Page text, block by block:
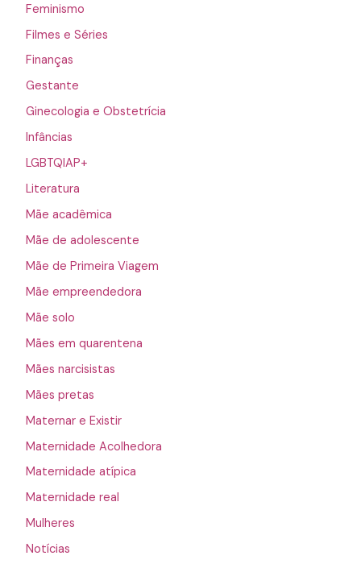
Feminismo
Filmes e Séries
Finanças
Gestante
Ginecologia e Obstetrícia
Infâncias
LGBTQIAP+
Literatura
Mãe acadêmica
Mãe de adolescente
Mãe de Primeira Viagem
Mãe empreendedora
Mãe solo
Mães em quarentena
Mães narcisistas
Mães pretas
Maternar e Existir
Maternidade Acolhedora
Maternidade atípica
Maternidade real
Mulheres
Notícias